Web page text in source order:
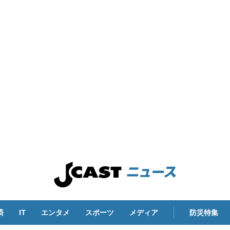
IT エンタメ スポーツ メディア 防災特集